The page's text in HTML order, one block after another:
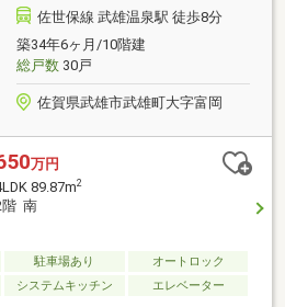
佐世保線 武雄温泉駅 徒歩8分
築34年6ヶ月/10階建
総戸数30戸
佐賀県武雄市武雄町大字富岡
万円
89.87m2
階 南
駐車場あり
オートロック
システムキッチン エレベーター